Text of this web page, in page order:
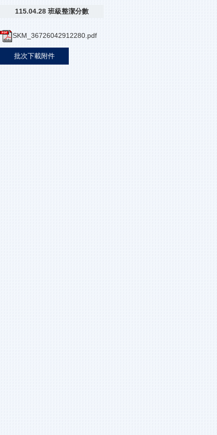
115.04.28 班級整潔分數
SKM_36726042912280.pdf
批次下載附件